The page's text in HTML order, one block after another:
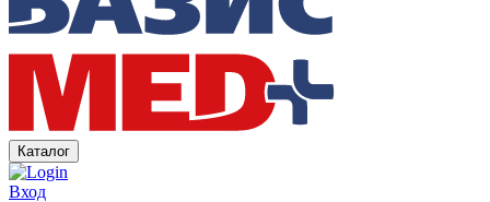
Каталог
Вход